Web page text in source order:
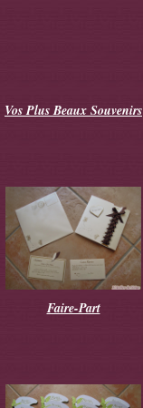
Vos Plus Beaux Souvenirs
Faire-Part